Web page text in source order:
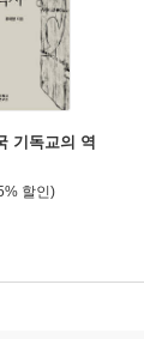
기독교의 역
할인)